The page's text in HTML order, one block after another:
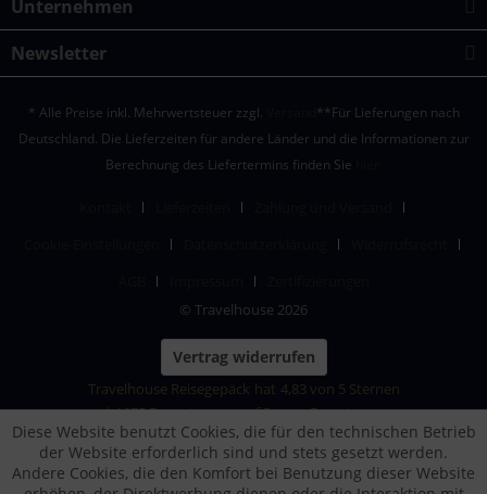
Unternehmen
Newsletter
* Alle Preise inkl. Mehrwertsteuer zzgl.
**Für Lieferungen nach
Deutschland. Die Lieferzeiten für andere Länder und die Informationen zur
Berechnung des Liefertermins finden Sie
© Travelhouse 2026
Vertrag widerrufen
Travelhouse Reisegepäck hat 4,83 von 5 Sternen
|1875Bewertungen auf ProvenExpert.com
Diese Website benutzt Cookies, die für den technischen Betrieb
der Website erforderlich sind und stets gesetzt werden.
Andere Cookies, die den Komfort bei Benutzung dieser Website